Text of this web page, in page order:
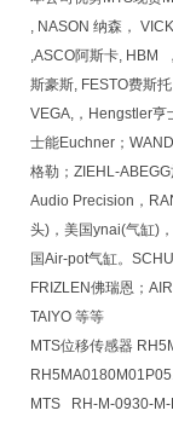
, NASON 纳森，
,ASCO阿斯卡, HBM
斯豪斯, FESTO费斯
VEGA,，Hengstler亨
士能Euchner；
格勒；ZIEHL-
Audio Precision，
头)，美国ynai(气缸)
国Air-pot气缸。
FRIZLEN佛瑞恩；
TAIYO 等等
MTS位移传感器
MTS RH-M-0930-M-